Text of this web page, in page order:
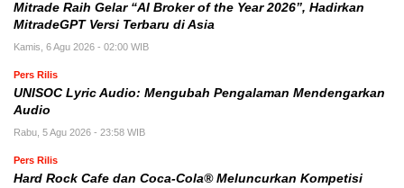
Mitrade Raih Gelar “AI Broker of the Year 2026”, Hadirkan
MitradeGPT Versi Terbaru di Asia
Kamis, 6 Agu 2026 - 02:00 WIB
Pers Rilis
UNISOC Lyric Audio: Mengubah Pengalaman Mendengarkan
Audio
Rabu, 5 Agu 2026 - 23:58 WIB
Pers Rilis
Hard Rock Cafe dan Coca-Cola® Meluncurkan Kompetisi